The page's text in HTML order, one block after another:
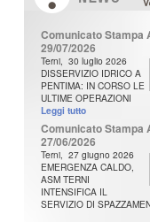
Comunicato Stampa
29/07/2026
Terni, 30 luglio 2026
DISSERVIZIO IDRICO A
PENTIMA: IN CORSO LE
ULTIME OPERAZIONI
Leggi tutto
Comunicato Stampa
27/06/2026
Terni, 27 giugno 2026
EMERGENZA CALDO,
ASM TERNI
INTENSIFICA IL
SERVIZIO DI